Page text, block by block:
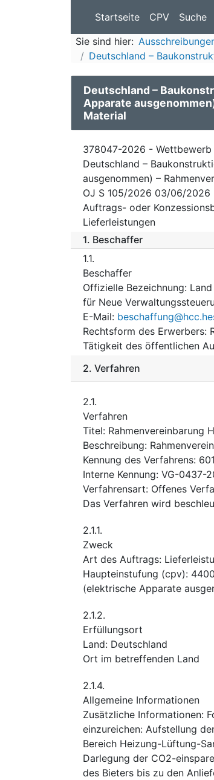
Startseite CPV Suche
Sie sind hier:
Deutschland –
Deutschland –
Apparate
Material
378047-2026 - Wettbewerb
Deutschland –
ausgenommen) –
OJ S 105/2026 03/06/2026
Auftrags- oder
Lieferleistungen
1. Beschaffer
1.1.
Beschaffer
Offizielle Bezeichnung:
für Neue
E-Mail:
Rechtsform des Erwerbers:
Tätigkeit des öffentlichen
2. Verfahren
2.1.
Verfahren
Titel: Rahmenvereinbarung
Beschreibung:
Kennung des Verfahrens:
Interne Kennung: VG-0437-
Verfahrensart: Offenes
Das Verfahren wird
2.1.1.
Zweck
Art des Auftrags:
Haupteinstufung (cpv):
(elektrische Apparate
2.1.2.
Erfüllungsort
Land: Deutschland
Ort im betreffenden Land
2.1.4.
Allgemeine Informationen
Zusätzliche Informationen:
einzureichen: Aufstellung
Bereich Heizung-Lüftung-
Darlegung der CO2-
des Bieters bis zu den